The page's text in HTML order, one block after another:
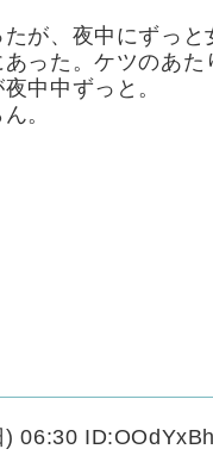
が、夜中にずっと
った。ケツのあた
中中ずっと。
。
) 06:30